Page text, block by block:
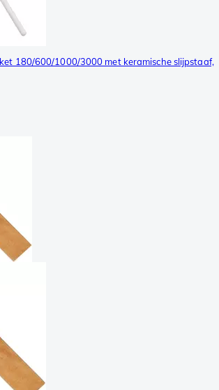
180/600/1000/3000 met keramische slijpstaaf,